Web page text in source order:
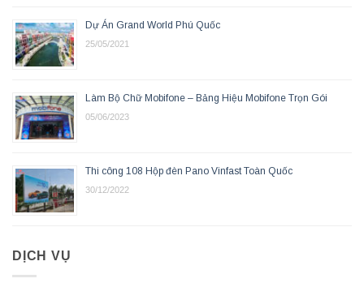
Dự Án Grand World Phú Quốc
25/05/2021
Làm Bộ Chữ Mobifone – Bảng Hiệu Mobifone Trọn Gói
05/06/2023
Thi công 108 Hộp đèn Pano Vinfast Toàn Quốc
30/12/2022
DỊCH VỤ